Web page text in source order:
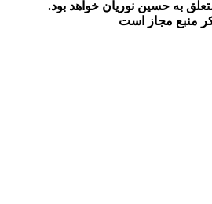
به حسین نوریان خواهد بود.
منبع مجاز است